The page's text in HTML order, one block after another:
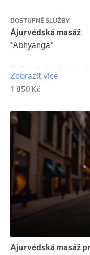
DOSTUPNÉ SLUŽBY
Ájurvédská masáž
*Abhyanga*
Celkové ošetření
na lehátku.
masáž pocházející z
regeneračními a
masáže se věnuji
podpořit harmonii
Na začátku ošetření
krátce probereme
potřeby, abych
Masáž podporuje
Zobrazit více
1 850 Kč
Ajurvédská masáž